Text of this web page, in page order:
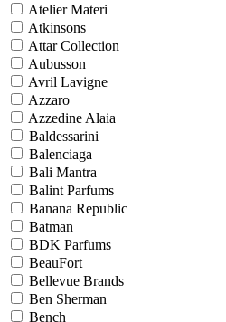
Atelier Materi
Atkinsons
Attar Collection
Aubusson
Avril Lavigne
Azzaro
Azzedine Alaia
Baldessarini
Balenciaga
Bali Mantra
Balint Parfums
Banana Republic
Batman
BDK Parfums
BeauFort
Bellevue Brands
Ben Sherman
Bench